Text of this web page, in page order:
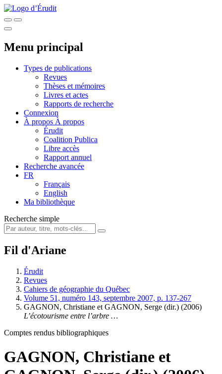
Menu principal
Types de publications
Revues
Thèses et mémoires
Livres et actes
Rapports de recherche
Connexion
À propos À propos
Érudit
Coalition Publica
Libre accès
Rapport annuel
Recherche avancée
FR
Français
English
Ma bibliothèque
Recherche simple
Fil d'Ariane
Érudit
Revues
Cahiers de géographie du Québec
Volume 51, numéro 143, septembre 2007, p. 137-267
GAGNON, Christiane et GAGNON, Serge (dir.) (2006)
L’écotourisme entre l’arbre …
Comptes rendus bibliographiques
GAGNON, Christiane et